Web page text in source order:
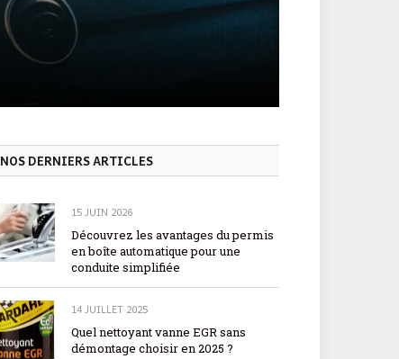
NOS DERNIERS ARTICLES
15 JUIN 2026
Découvrez les avantages du permis
en boîte automatique pour une
conduite simplifiée
14 JUILLET 2025
Quel nettoyant vanne EGR sans
démontage choisir en 2025 ?